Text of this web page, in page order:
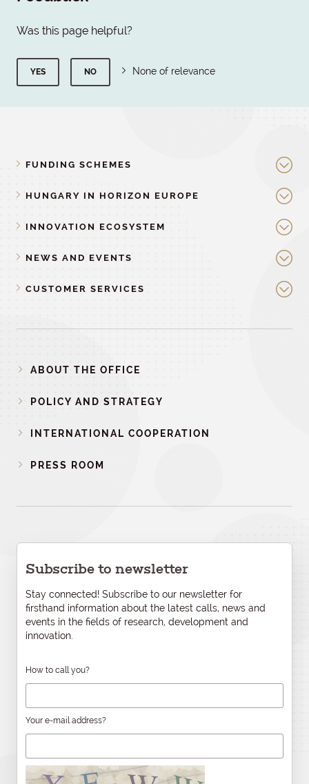
Was this page helpful?
YES NO None of relevance
FUNDING SCHEMES
HUNGARY IN HORIZON EUROPE
INNOVATION ECOSYSTEM
NEWS AND EVENTS
CUSTOMER SERVICES
ABOUT THE OFFICE
POLICY AND STRATEGY
INTERNATIONAL COOPERATION
PRESS ROOM
Subscribe to newsletter
Stay connected! Subscribe to our newsletter for
firsthand information about the latest calls, news and
events in the fields of research, development and
innovation.
How to call you?
Your e-mail address?